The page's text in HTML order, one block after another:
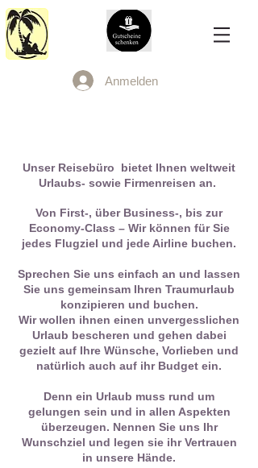
Anmelden
Unser Reisebüro bietet Ihnen weltweit
Urlaubs- sowie Firmenreisen an.
Von First-, über Business-, bis zur
Economy-Class – Wir können für Sie
jedes Flugziel und jede Airline buchen.
Sprechen Sie uns einfach an und lassen
Sie uns gemeinsam Ihren Traumurlaub
konzipieren und buchen.
Wir wollen ihnen einen unvergesslichen
Urlaub bescheren und gehen dabei
gezielt auf Ihre Wünsche, Vorlieben und
natürlich auch auf ihr Budget ein.
Denn ein Urlaub muss rund um
gelungen sein und in allen Aspekten
überzeugen. Nennen Sie uns Ihr
Wunschziel und legen sie ihr Vertrauen
in unsere Hände.